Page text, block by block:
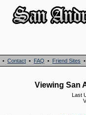
• Contact • FAQ • Friend Sites
Viewing San
Last